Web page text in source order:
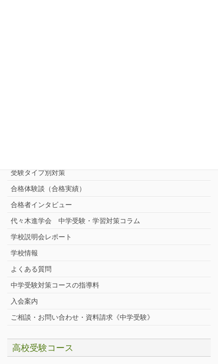
受験タイプ別対策
合格体験談（合格実績）
合格者インタビュー
代々木進学会 中学受験・学習対策コラム
学校説明会レポート
学校情報
よくある質問
中学受験対策コースの指導料
入会案内
ご相談・お問い合わせ・資料請求《中学受験》
高校受験コース